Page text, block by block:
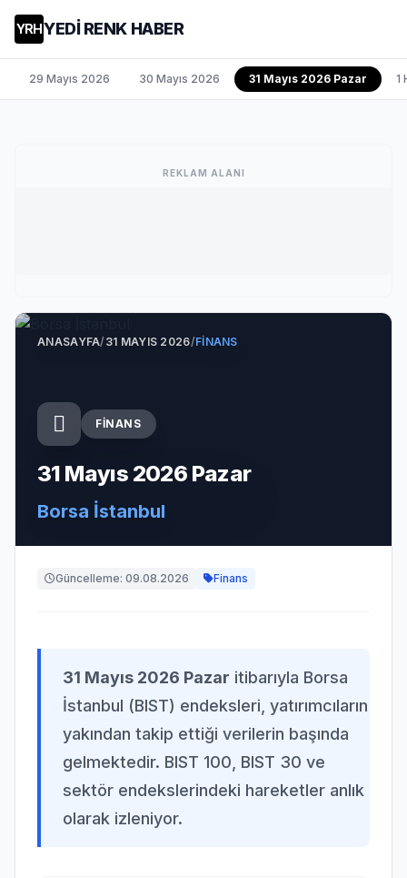
YRHYEDİ RENK HABER
29 Mayıs 2026 30 Mayıs 2026 31 Mayıs 2026 Pazar 1
REKLAM ALANI
ANASAYFA/31 MAYIS 2026/FINANS
FINANS
31 Mayıs 2026 Pazar
Borsa İstanbul
Güncelleme: 09.08.2026 Finans
31 Mayıs 2026 Pazar itibarıyla Borsa
İstanbul (BIST) endeksleri, yatırımcıların
yakından takip ettiği verilerin başında
gelmektedir. BIST 100, BIST 30 ve
sektör endekslerindeki hareketler anlık
olarak izleniyor.